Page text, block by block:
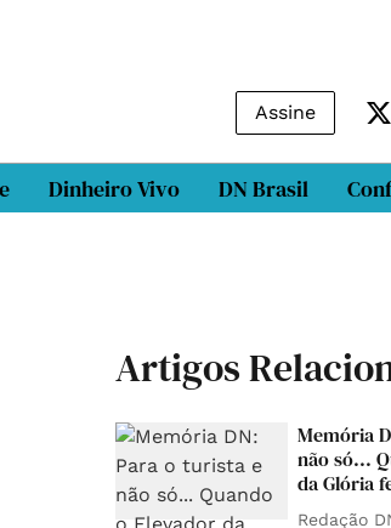
Assine
Dinheiro Vivo DN Brasil
Artigos
Memória
não só...
da Glória
Redação